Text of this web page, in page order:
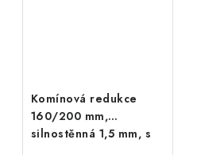
Komínová redukce
160/200 mm,
silnostěnná 1,5 mm, s